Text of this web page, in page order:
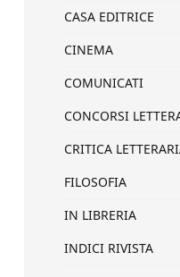
CASA EDITRICE
CINEMA
COMUNICATI
CONCORSI
CRITICA
FILOSOFIA
IN LIBRERIA
INDICI RIVISTA